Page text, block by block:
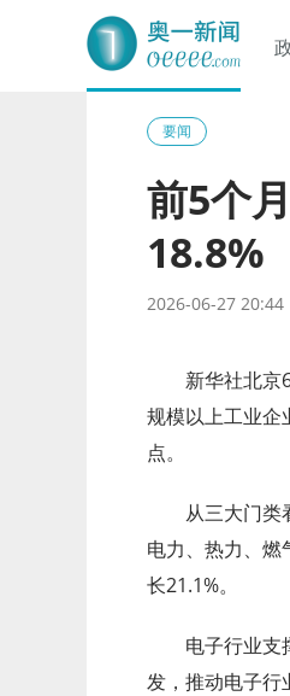
奥一网
要闻
前5个
18.8%
2026-06-27 20:44
新华社北京6
规模以上工业企
点。
从三大门类看
电力、热力、燃
长21.1%。
电子行业支撑
发，推动电子行